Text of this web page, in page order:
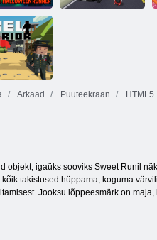
squash:
Arkaad Puuteekraan HTML5
igaüks sooviks Sweet Runil
takistused hüppama, koguma
Jooksu lõppeesmärk on